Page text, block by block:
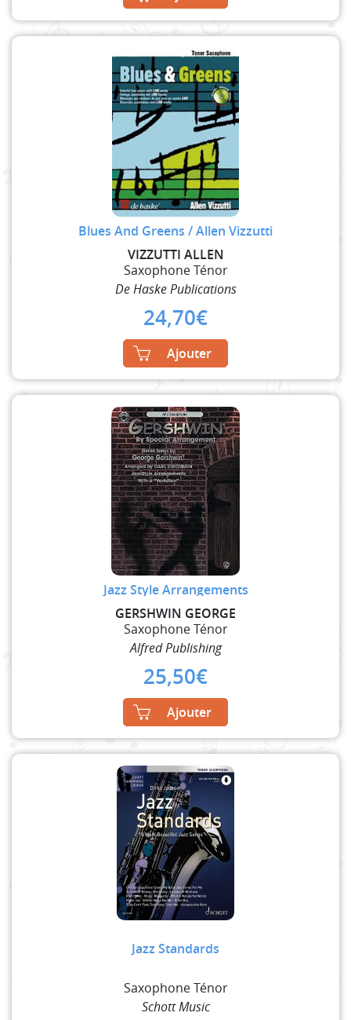
Blues And Greens / Allen Vizzutti
VIZZUTTI ALLEN
Saxophone Ténor
De Haske Publications
24,70€
Ajouter
Jazz Style Arrangements
GERSHWIN GEORGE
Saxophone Ténor
Alfred Publishing
25,50€
Ajouter
Jazz Standards
Saxophone Ténor
Schott Music